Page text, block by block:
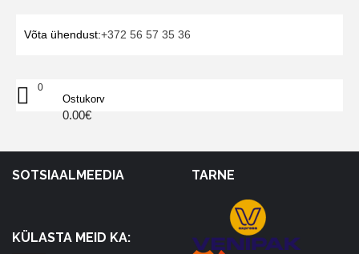
Võta ühendust:+372 56 57 35 36
Ostukorv
0.00€
0
SOTSIAALMEEDIA
KÜLASTA MEID KA:
TARNE